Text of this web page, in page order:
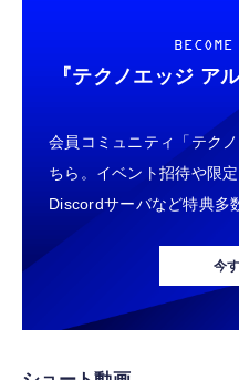
『テクノエッジ ア
会員コミュニティ「テク
ちら。イベント招待や限
Discordサーバなど特典多
今